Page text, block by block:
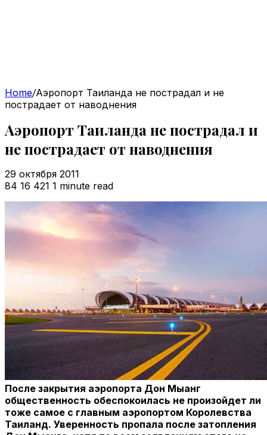
Home/Аэропорт Таиланда не пострадал и не
пострадает от наводнения
Аэропорт Таиланда не пострадал и
не пострадает от наводнения
29 октября 2011
84 16 421 1 minute read
После закрытия аэропорта Дон Мыанг
общественность обеспокоилась не произойдет ли
тоже самое с главным аэропортом Королевства
Таиланд. Уверенность пропала после затопления